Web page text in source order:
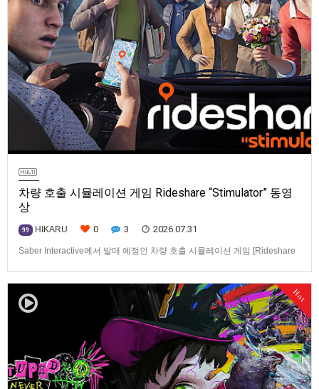
차량 호출 시뮬레이션 게임 Rideshare “Stimulator” 동영
상
99 HIKARU 0 3 2026.07.31
Saber Interactive에서 발매 예정인 차량 호출 시뮬레이션 게임 [Rideshare
을 운영하는 드라이버가 되어라'Rideshare "Stimulat…
Hot